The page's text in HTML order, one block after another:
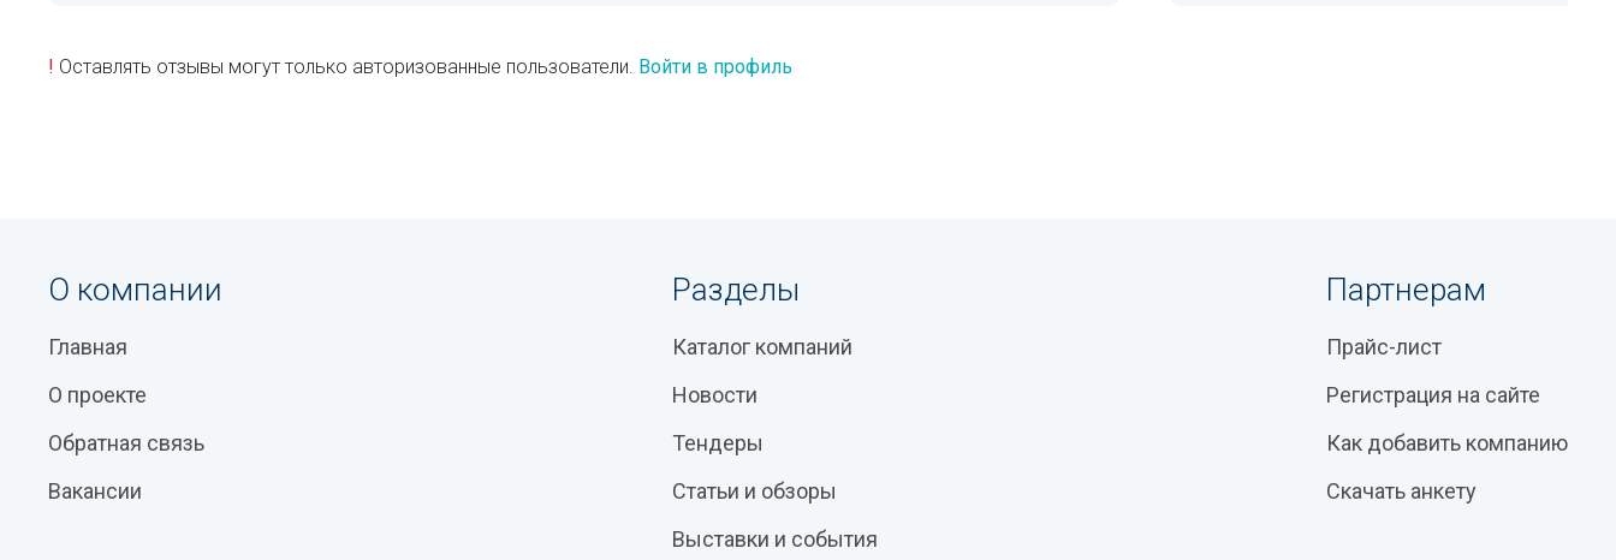
! Оставлять отзывы могут только авторизованные пользователи. Войти в профиль
О компании
Главная
О проекте
Обратная связь
Вакансии
Разделы
Каталог компаний
Новости
Тендеры
Статьи и обзоры
Выставки и события
Партнерам
Прайс-лист
Регистрация на сайте
Как добавить компанию
Скачать анкету